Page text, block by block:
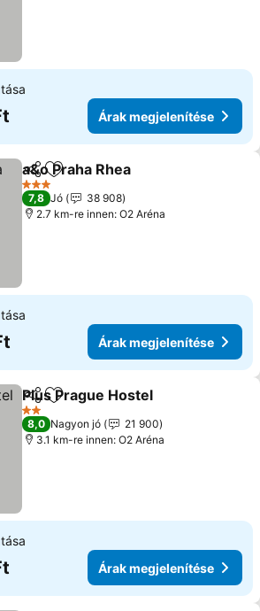
Árak megjelenítése
Megosztás
Hozzáadás a kedvencekhez
a&o Praha Rhea
3 Kategória
7,8 Jó
38 908
2.7 km-re innen: O2 Aréna
Árak megjelenítése
Megosztás
Hozzáadás a kedvencekhez
Plus Prague Hostel
2 Kategória
8,0 Nagyon jó
21 900
3.1 km-re innen: O2 Aréna
Árak megjelenítése